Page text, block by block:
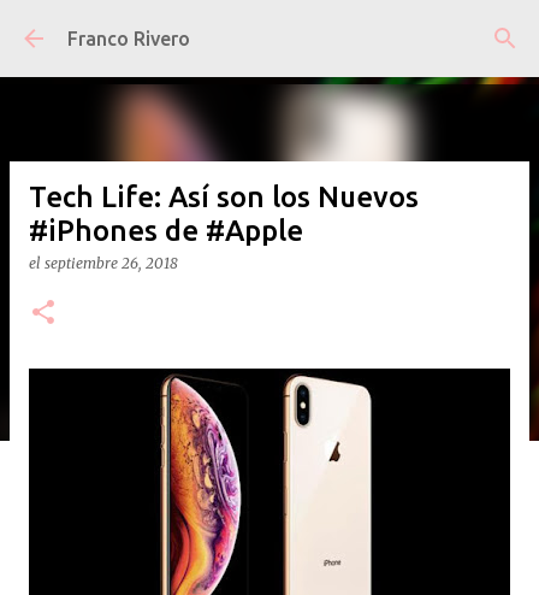
Ir al contenido principal
Franco Rivero
Tech Life: Así son los Nuevos
#iPhones de #Apple
el septiembre 26, 2018